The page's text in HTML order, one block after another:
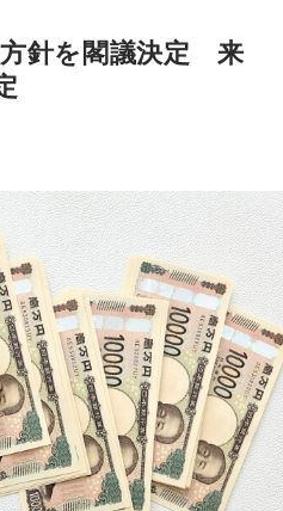
ってるわけですね。日本で
の9月1日に、一周忌と言いま
があり、そこから普及している
と東日本大震災の3.11、それ
爆の日に、必ず1分間の黙祷と
何か祈りを捧げて亡くなった
とになるんですけど、日本の
思うかっていうことは別に規定
、それがどういうことなのか
黙祷がありました。この黙祷
振り返ってみると、実は日本
ありまして。
、わりと共有されているわけで
私が育ったアメリカでは
ふうに言われていて、時間が
だったり40秒だったりという
Silence』は実は『Moment
針を閣議決定 来